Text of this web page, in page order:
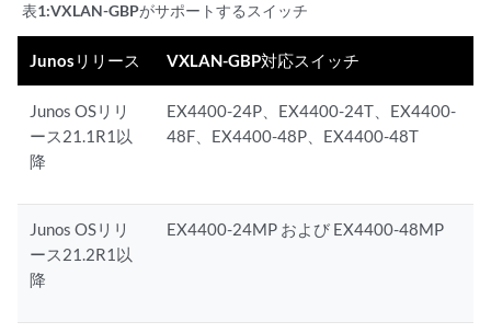
表1:VXLAN-GBPがサポートするスイッチ
Junosリリース VXLAN-GBP対応スイッチ
Junos OSリリ
ース21.1R1以
降
EX4400-24P、EX4400-24T、EX4400-
48F、EX4400-48P、EX4400-48T
Junos OSリリ
ース21.2R1以
降
EX4400-24MP および EX4400-48MP